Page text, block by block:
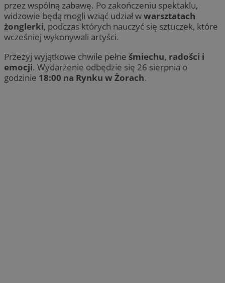
przez wspólną zabawę. Po zakończeniu spektaklu,
widzowie będą mogli wziąć udział wwarsztatach
żonglerki, podczas których nauczyć się sztuczek, które
wcześniej wykonywali artyści.
Przeżyj wyjątkowe chwile pełne śmiechu, radości i
emocji. Wydarzenie odbędzie się 26 sierpnia o
godzinie 18:00 na Rynku w Żorach.